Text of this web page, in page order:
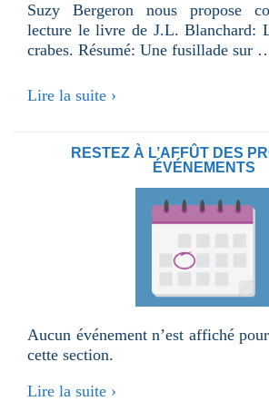
Suzy Bergeron nous propose
lecture le livre de J.L. Blanchard:
crabes. Résumé: Une fusillade sur
Le
Lire la suite ›
RESTEZ À L’AFFÛT DES
ÉVÉNEMENTS
Aucun événement n’est affiché
cette section.
Lire la suite ›